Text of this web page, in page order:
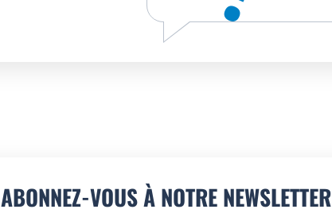
ABONNEZ-VOUS À NOTRE NEWSLETTER